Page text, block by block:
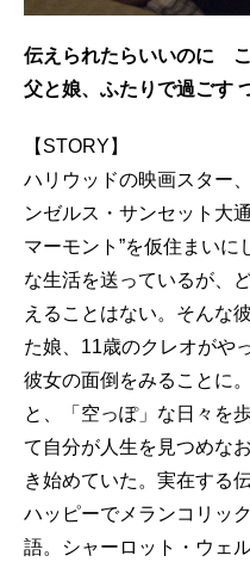
伝えられたらいいのに
父と娘、ふたりで過ごす
【STORY】
ハリウッドの映画スター
ンゼルス・サンセット大
マーモント”を仮住まい
な生活を送っているが、
えることはない。そんな
た娘、11歳のクレオがや
彼女の面倒をみることに
と、「空っぽ」な日々を
て自分が人生を見つめな
き始めていた。実在する
ハッピーでメランコリッ
語。シャーロット・ウェ